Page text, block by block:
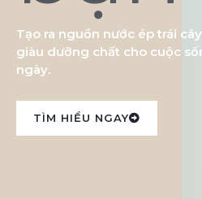
Tạo ra nguồn nước ép trái
giàu dưỡng chất cho cuộc
ngày.
TÌM HIỂU NGAY